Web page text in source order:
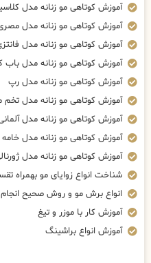
آموزش کوتاهی مو زنانه مدل
آموزش کوتاهی مو زنانه مدل
آموزش کوتاهی مو زنانه مدل
آموزش کوتاهی مو زنانه مدل باب
آموزش کوتاهی مو زنانه مدل رپ
آموزش کوتاهی مو زنانه مدل تخم
آموزش کوتاهی مو زنانه مدل
آموزش کوتاهی مو زنانه مدل
آموزش کوتاهی مو زنانه مدل
شناخت انواع زوایای مو بهمراه
انواع برش مو و روش صحیح
آموزش کار با موزر و تیغ
آموزش انواع براشینگ